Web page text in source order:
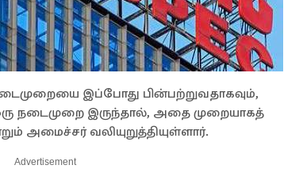
இப்போது பின்பற்றுவதாகவும்,
நடைமுறை இருந்தால், அதை முறையாகத்
அமைச்சர் வலியுறுத்தியுள்ளார்.
Advertisement